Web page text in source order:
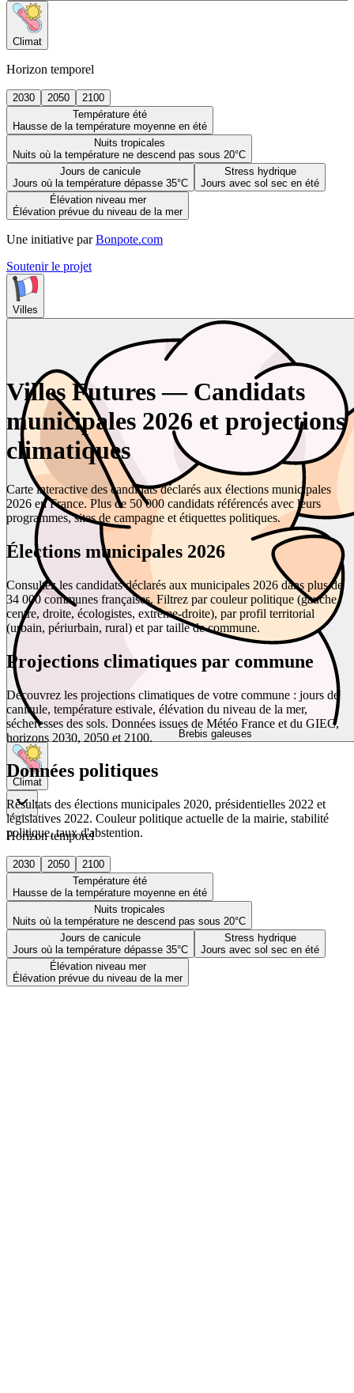
Climat
Horizon temporel
2030 2050
2100
Température été
Hausse de la température moyenne en été
Nuits tropicales
Nuits où la température ne descend pas sous 20°C
Jours de canicule
Jours où la température dépasse 35°C
Stress hydrique
Jours avec sol sec en été
Élévation niveau mer
Élévation prévue du niveau de la mer
Une initiative par Bonpote.com
Soutenir le projet
Villes
Brebis galeuses
Climat
Horizon temporel
2030 2050
2100
Température été
Hausse de la température moyenne en été
Nuits tropicales
Nuits où la température ne descend pas sous 20°C
Jours de canicule
Jours où la température dépasse 35°C
Stress hydrique
Jours avec sol sec en été
Élévation niveau mer
Élévation prévue du niveau de la mer
Villes Futures — Candidats
municipales 2026 et projections
climatiques
Carte interactive des candidats déclarés aux élections municipales
2026 en France. Plus de 50 000 candidats référencés avec leurs
programmes, sites de campagne et étiquettes politiques.
Élections municipales 2026
Consultez les candidats déclarés aux municipales 2026 dans plus de
34 000 communes françaises. Filtrez par couleur politique (gauche,
centre, droite, écologistes, extrême-droite), par profil territorial
(urbain, périurbain, rural) et par taille de commune.
Projections climatiques par commune
Découvrez les projections climatiques de votre commune : jours de
canicule, température estivale, élévation du niveau de la mer,
sécheresses des sols. Données issues de Météo France et du GIEC,
horizons 2030, 2050 et 2100.
Données politiques
Résultats des élections municipales 2020, présidentielles 2022 et
législatives 2022. Couleur politique actuelle de la mairie, stabilité
politique, taux d'abstention.